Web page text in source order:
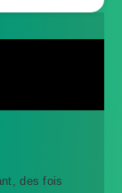
des fois